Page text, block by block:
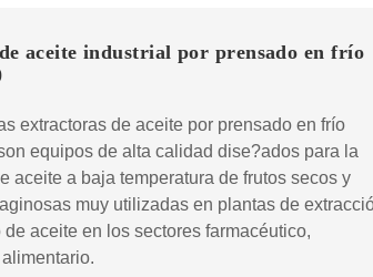
aceite industrial por prensado en frío
extractoras de aceite por prensado en frío
equipos de alta calidad dise?ados para la
aceite a baja temperatura de frutos secos y
muy utilizadas en plantas de
aceite en los sectores farmacéutico,